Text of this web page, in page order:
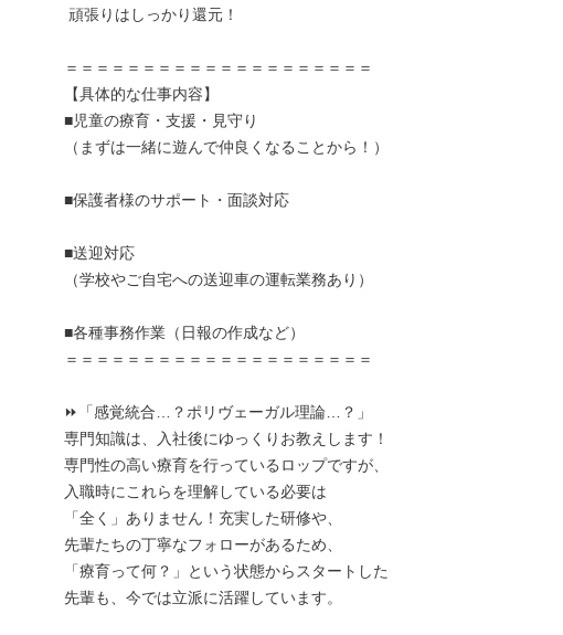
＝＝＝＝＝＝＝＝＝＝＝＝＝＝＝＝＝＝＝＝
【具体的な仕事内容】
■児童の療育・支援・見守り
（まずは一緒に遊んで仲良くなることから！）
■保護者様のサポート・面談対応
■送迎対応
（学校やご自宅への送迎車の運転業務あり）
■各種事務作業（日報の作成など）
＝＝＝＝＝＝＝＝＝＝＝＝＝＝＝＝＝＝＝＝
⏩「感覚統合…？ポリヴェーガル理論…？」
専門知識は、入社後にゆっくりお教えします！
専門性の高い療育を行っているロップですが、
入職時にこれらを理解している必要は
「全く」ありません！充実した研修や、
先輩たちの丁寧なフォローがあるため、
「療育って何？」という状態からスタートした
先輩も、今では立派に活躍しています。